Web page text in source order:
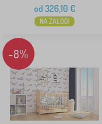
siva
1
Nosilnost
25 kg
3
Cena
33 €563 €
od 326,10 €
NA ZALOGI
-8%